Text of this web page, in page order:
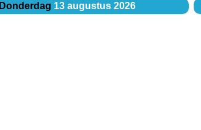
Donderdag 13 augustus 2026